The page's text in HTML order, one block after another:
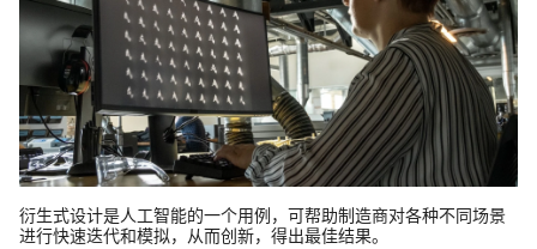
衍生式设计是人工智能的一个用例，可帮助制造商对各种不同场景
进行快速迭代和模拟，从而创新，得出最佳结果。